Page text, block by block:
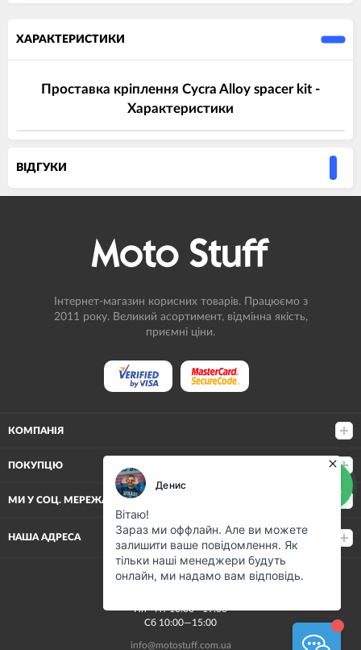
ХАРАКТЕРИСТИКИ
Проставка кріплення Cycra Alloy spacer kit -
Характеристики
ВIДГУКИ
Інтернет-магазин корисних товарів. Працюємо з
2011 року. Великий асортимент, відмінна якість,
приємні ціни.
КОМПАНІЯ
ПОКУПЦЮ
МИ У СОЦ. МЕРЕЖАХ
НАША АДРЕСА
(068) 80-500-80
Пн—Пт 10:00—19:00
Сб 10:00—15:00
info@motostuff.com.ua